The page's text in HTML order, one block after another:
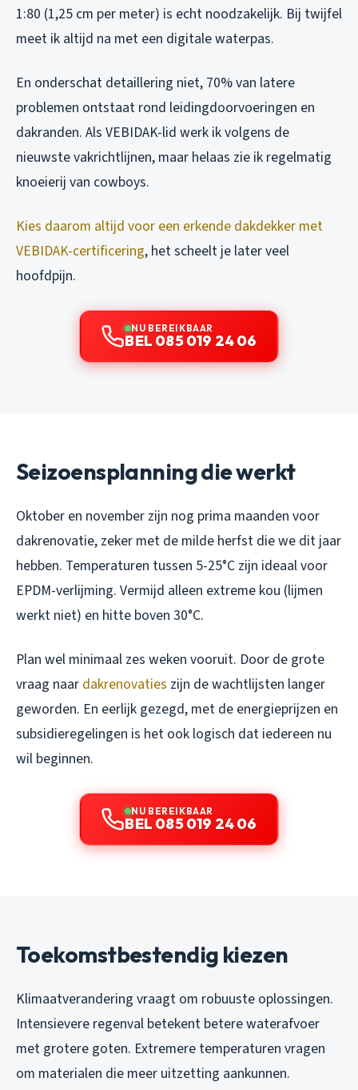
1:80 (1,25 cm per meter) is echt noodzakelijk. Bij twijfel
meet ik altijd na met een digitale waterpas.
En onderschat detaillering niet, 70% van latere
problemen ontstaat rond leidingdoorvoeringen en
dakranden. Als VEBIDAK-lid werk ik volgens de
nieuwste vakrichtlijnen, maar helaas zie ik regelmatig
knoeierij van cowboys.
Kies daarom altijd voor een erkende dakdekker met
VEBIDAK-certificering, het scheelt je later veel
hoofdpijn.
NU BEREIKBAAR
BEL 085 019 24 06
Seizoensplanning die werkt
Oktober en november zijn nog prima maanden voor
dakrenovatie, zeker met de milde herfst die we dit jaar
hebben. Temperaturen tussen 5-25°C zijn ideaal voor
EPDM-verlijming. Vermijd alleen extreme kou (lijmen
werkt niet) en hitte boven 30°C.
Plan wel minimaal zes weken vooruit. Door de grote
vraag naar dakrenovaties zijn de wachtlijsten langer
geworden. En eerlijk gezegd, met de energieprijzen en
subsidieregelingen is het ook logisch dat iedereen nu
wil beginnen.
NU BEREIKBAAR
BEL 085 019 24 06
Toekomstbestendig kiezen
Klimaatverandering vraagt om robuuste oplossingen.
Intensievere regenval betekent betere waterafvoer
met grotere goten. Extremere temperaturen vragen
om materialen die meer uitzetting aankunnen.